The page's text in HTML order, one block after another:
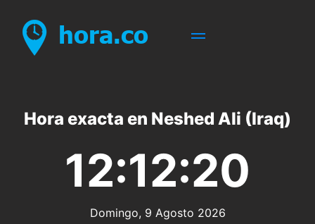
Hora exacta en Neshed Ali (Iraq)
12:12:20
Domingo, 9 Agosto 2026